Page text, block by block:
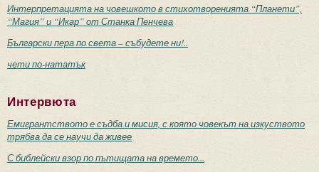
Интерпретацията на човешкото в стихотворенията “Планети”,
“Магия” и “Икар” от Станка Пенчева
Български пера по света – събудете ни!..
чети по-нататък
Интервюта
Емигрантството е съдба и мисия, с която човекът на изкуството
трябва да се научи да живее
С библейски взор по пътищата на времето...